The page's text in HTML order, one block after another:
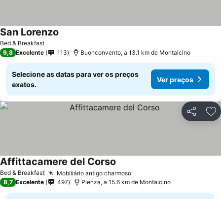
Bed & Breakfast
San Lorenzo
9,8 Excelente 113 Buonconvento, a 13.1 km de Montalcino
Selecione as datas para ver os preços
exatos.
Ver preços
Partilhar
Bed & Breakfast Mobiliário antigo charmosoVer preços
Affittacamere del Corso
8,7 Excelente 497 Pienza, a 15.6 km de Montalcino